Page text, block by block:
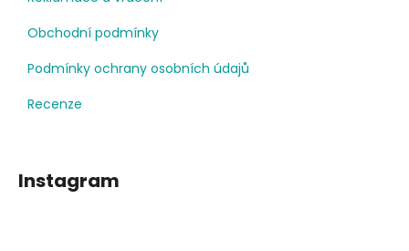
Obchodní podmínky
Podmínky ochrany osobních údajů
Recenze
Instagram